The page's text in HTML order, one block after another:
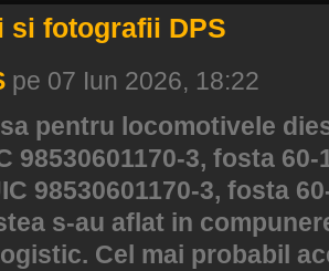
si fotografii DPS
pe 07 Iun 2026, 18:22
pentru locomotivele
98530601170-3, fosta
98530601170-3, fosta
s-au aflat in
Cel mai probabil